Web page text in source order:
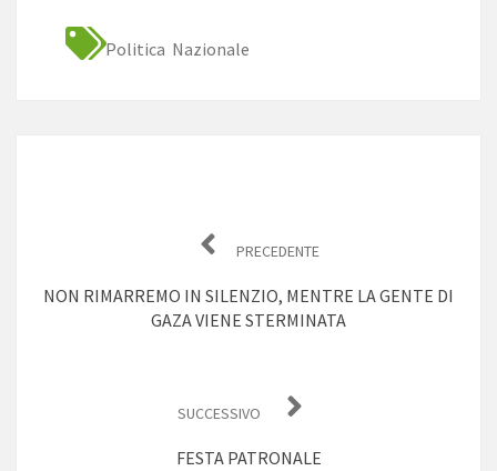
Politica Nazionale
PRECEDENTE
NON RIMARREMO IN SILENZIO, MENTRE LA GENTE DI
GAZA VIENE STERMINATA
SUCCESSIVO
FESTA PATRONALE